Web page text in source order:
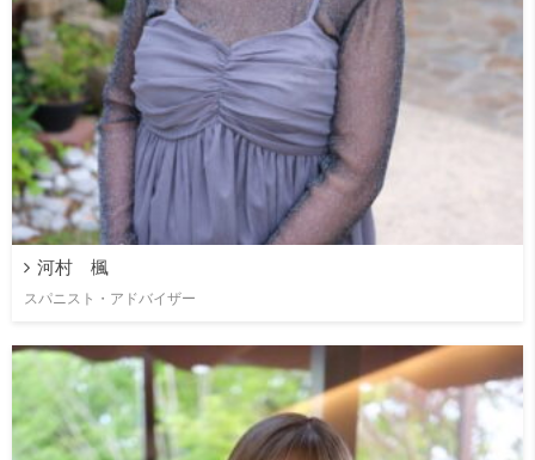
河村 楓
スパニスト・アドバイザー